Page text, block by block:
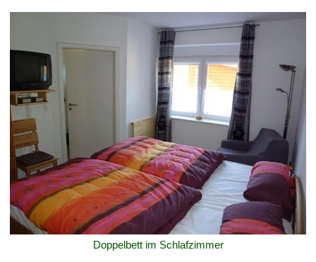
Doppelbett im Schlafzimmer